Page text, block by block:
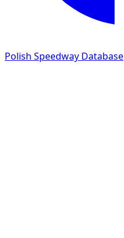
Polish Speedway Database